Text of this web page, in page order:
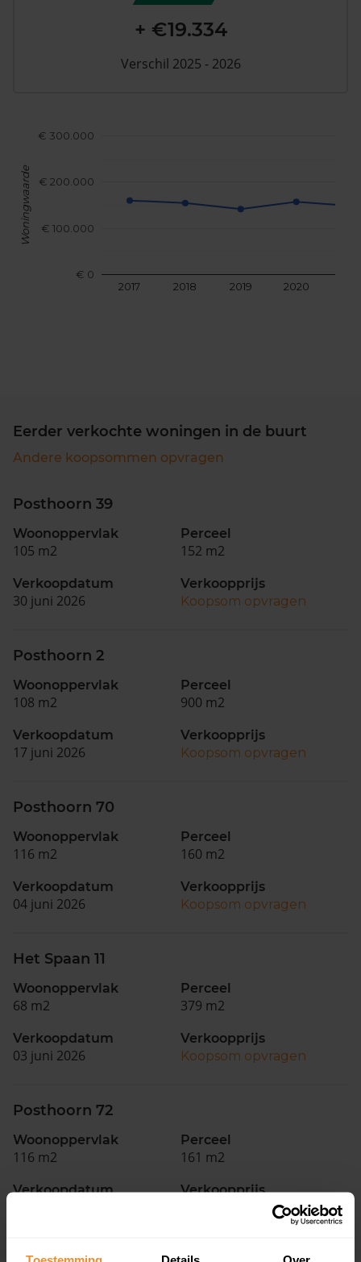
Toestemming Details Over
2017 2018 2019 2020
€ 0
€ 100.000
€ 200.000
€ 300.000
Woningwaarde
+ €19.334
Verschil 2025 - 2026
Eerder verkochte woningen in de buurt
Andere koopsommen opvragen
Posthoorn 39
Woonoppervlak
105 m2
Perceel
152 m2
Verkoopdatum
30 juni 2026
Verkoopprijs
Koopsom opvragen
Posthoorn 2
Woonoppervlak
108 m2
Perceel
900 m2
Verkoopdatum
17 juni 2026
Verkoopprijs
Koopsom opvragen
Posthoorn 70
Woonoppervlak
116 m2
Perceel
160 m2
Verkoopdatum
04 juni 2026
Verkoopprijs
Koopsom opvragen
Het Spaan 11
Woonoppervlak
68 m2
Perceel
379 m2
Verkoopdatum
03 juni 2026
Verkoopprijs
Koopsom opvragen
Posthoorn 72
Woonoppervlak
116 m2
Perceel
161 m2
Verkoopdatum
Verkoopprijs
Koopsom opvragen